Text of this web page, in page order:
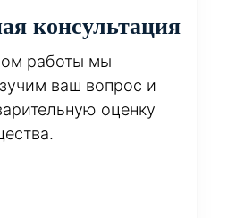
консультация
работы мы
ваш вопрос и
оценку